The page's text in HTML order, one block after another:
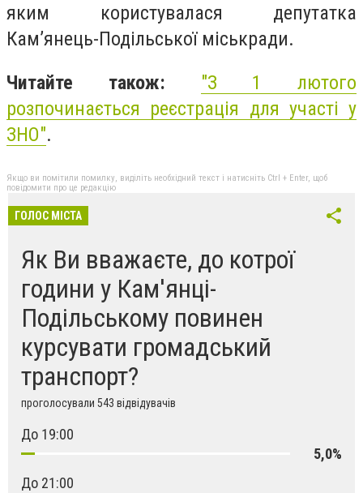
яким користувалася депутатка
Кам’янець-Подільської міськради.
Читайте також: "З 1 лютого
розпочинається реєстрація для участі у
ЗНО".
Якщо ви помітили помилку, виділіть необхідний текст і натисніть Ctrl + Enter, щоб
повідомити про це редакцію
ГОЛОС МІСТА
Як Ви вважаєте, до котрої
години у Кам'янці-
Подільському повинен
курсувати громадський
транспорт?
проголосували 543 відвідувачів
До 19:00
5,0%
До 21:00